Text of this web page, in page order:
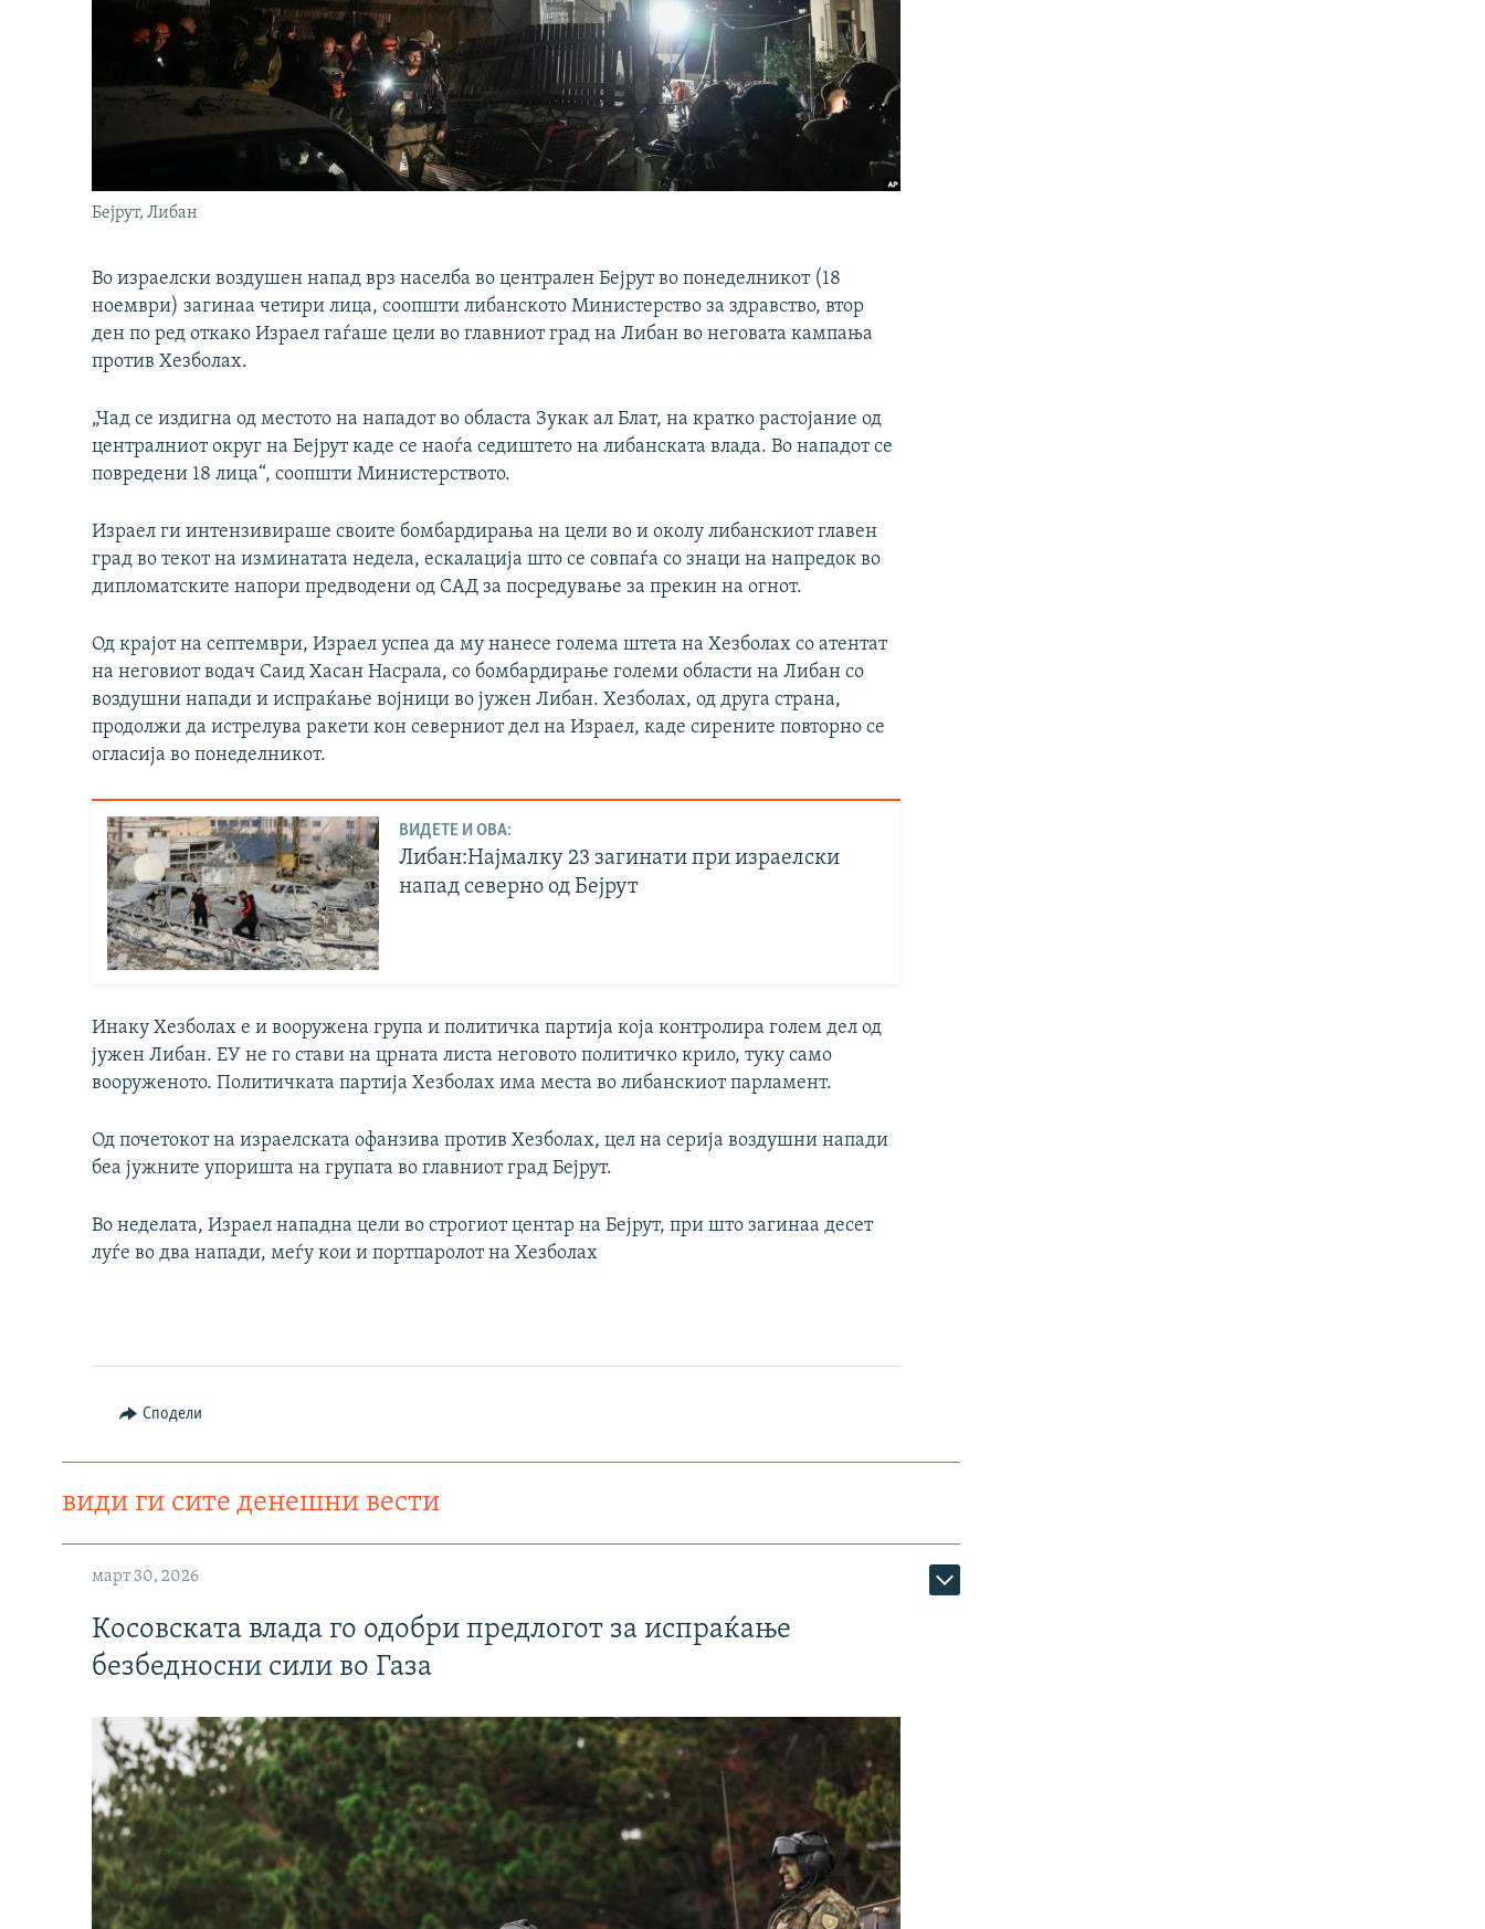
Бејрут, Либан
Во израелски воздушен напад врз населба во централен Бејрут во понеделникот (18
ноември) загинаа четири лица, соопшти либанското Министерство за здравство, втор
ден по ред откако Израел гаѓаше цели во главниот град на Либан во неговата кампања
против Хезболах.
„Чад се издигна од местото на нападот во областа Зукак ал Блат, на кратко растојание од
централниот округ на Бејрут каде се наоѓа седиштето на либанската влада. Во нападот се
повредени 18 лица“, соопшти Министерството.
Израел ги интензивираше своите бомбардирања на цели во и околу либанскиот главен
град во текот на изминатата недела, ескалација што се совпаѓа со знаци на напредок во
дипломатските напори предводени од САД за посредување за прекин на огнот.
Од крајот на септември, Израел успеа да му нанесе голема штета на Хезболах со атентат
на неговиот водач Саид Хасан Насрала, со бомбардирање големи области на Либан со
воздушни напади и испраќање војници во јужен Либан. Хезболах, од друга страна,
продолжи да истрелува ракети кон северниот дел на Израел, каде сирените повторно се
огласија во понеделникот.
ВИДЕТЕ И ОВА:
Либан:Најмалку 23 загинати при израелски
напад северно од Бејрут
Инаку Хезболах е и вооружена група и политичка партија која контролира голем дел од
јужен Либан. ЕУ не го стави на црната листа неговото политичко крило, туку само
вооруженото. Политичката партија Хезболах има места во либанскиот парламент.
Од почетокот на израелската офанзива против Хезболах, цел на серија воздушни напади
беа јужните упоришта на групата во главниот град Бејрут.
Во неделата, Израел нападна цели во строгиот центар на Бејрут, при што загинаа десет
луѓе во два напади, меѓу кои и портпаролот на Хезболах
Сподели
види ги сите денешни вести
март 30, 2026
Косовската влада го одобри предлогот за испраќање
безбедносни сили во Газа